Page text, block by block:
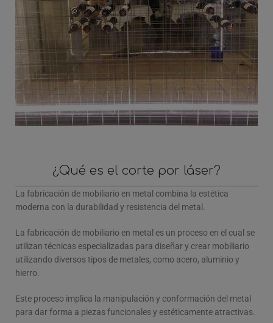
¿Qué es el corte por láser?
La fabricación de mobiliario en metal combina la estética
moderna con la durabilidad y resistencia del metal.
La fabricación de mobiliario en metal es un proceso en el cual se
utilizan técnicas especializadas para diseñar y crear mobiliario
utilizando diversos tipos de metales, como acero, aluminio y
hierro.
Este proceso implica la manipulación y conformación del metal
para dar forma a piezas funcionales y estéticamente atractivas.